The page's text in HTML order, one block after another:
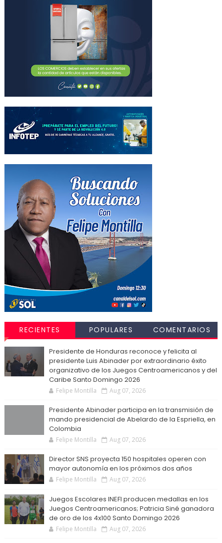
RECIENTES POPULARES COMENTARIOS
Presidente de Honduras reconoce y felicita al
presidente Luis Abinader por extraordinario éxito
organizativo de los Juegos Centroamericanos y del
Caribe Santo Domingo 2026
Felipe Montilla Aug 07, 2026
Presidente Abinader participa en la transmisión de
mando presidencial de Abelardo de la Espriella, en
Colombia
Felipe Montilla Aug 07, 2026
Director SNS proyecta 150 hospitales operen con
mayor autonomía en los próximos dos años
Felipe Montilla Aug 07, 2026
Juegos Escolares INEFI producen medallas en los
Juegos Centroamericanos; Patricia Siné ganadora
de oro de los 4x100 Santo Domingo 2026
Felipe Montilla Aug 07, 2026